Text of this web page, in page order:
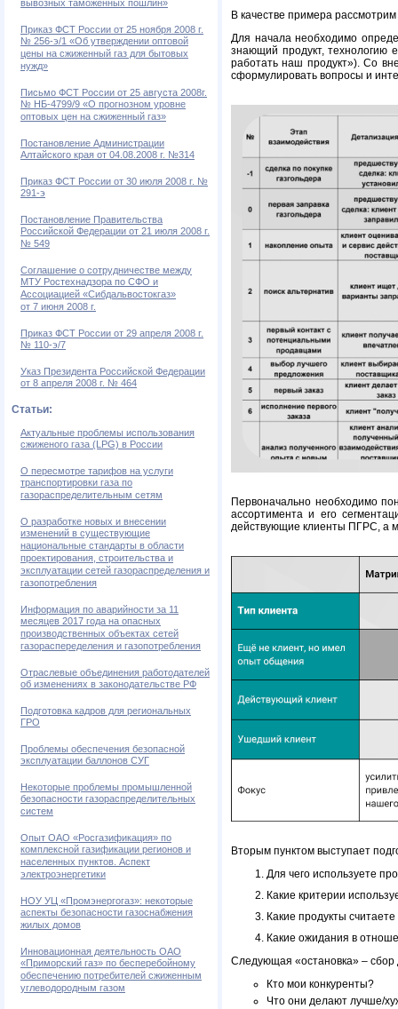
вывозных таможенных пошлин»
Приказ ФСТ России от 25 ноября 2008 г.
№ 256-э/1 «Об утверждении оптовой
цены на сжиженный газ для бытовых
нужд»
Письмо ФСТ России от 25 августа 2008г.
№ НБ-4799/9 «О прогнозном уровне
оптовых цен на сжиженный газ»
Постановление Администрации
Алтайского края от 04.08.2008 г. №314
Приказ ФСТ России от 30 июля 2008 г. №
291-э
Постановление Правительства
Российской Федерации от 21 июля 2008 г.
№ 549
Соглашение о сотрудничестве между
МТУ Ростехнадзора по СФО и
Ассоциацией «Сибдальвостокгаз»
от 7 июня 2008 г.
Приказ ФСТ России от 29 апреля 2008 г.
№ 110-э/7
Указ Президента Российской Федерации
от 8 апреля 2008 г. № 464
Статьи:
Актуальные проблемы использования
сжиженого газа (LPG) в России
О пересмотре тарифов на услуги
транспортировки газа по
газораспределительным сетям
О разработке новых и внесении
изменений в существующие
национальные стандарты в области
проектирования, строительства и
эксплуатации сетей газораспределения и
газопотребления
Информация по аварийности за 11
месяцев 2017 года на опасных
производственных объектах сетей
газораспеределения и газопотребления
Отраслевые объединения работодателей
об изменениях в законодательстве РФ
Подготовка кадров для региональных
ГРО
Проблемы обеспечения безопасной
эксплуатации баллонов СУГ
Некоторые проблемы промышленной
безопасности газораспределительных
систем
Опыт ОАО «Росгазификация» по
комплексной газификации регионов и
населенных пунктов. Аспект
электроэнергетики
НОУ УЦ «Промэнергогаз»: некоторые
аспекты безопасности газоснабжения
жилых домов
Инновационная деятельность ОАО
«Приморский газ» по бесперебойному
обеспечению потребителей сжиженным
углеводородным газом
В качестве примера рассмотрим
Для начала необходимо
знающий продукт, технологию
работать наш продукт»). Со
сформулировать вопросы и
Первоначально необходимо
ассортимента и его
действующие клиенты ПГРС, а
Вторым пунктом выступает
Для чего используете
Какие критерии
Какие продукты
Какие ожидания в
Следующая «остановка» – сбор
Кто мои конкуренты?
Что они делают лучше/